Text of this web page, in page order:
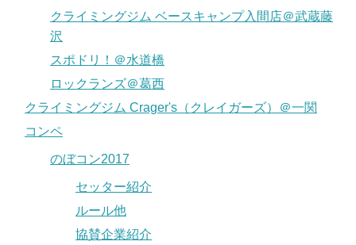
クライミングジム ベースキャンプ入間店＠武蔵藤
沢
スポドリ！＠水道橋
ロックランズ＠葛西
クライミングジム Crager's（クレイガーズ）＠一関
コンペ
のぼコン2017
セッター紹介
ルール他
協賛企業紹介